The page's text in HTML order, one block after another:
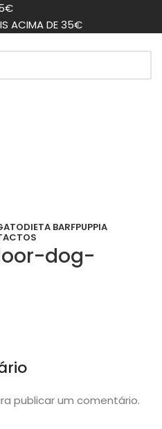
ACIMA DE 35€
DIETA BARFPUPPIA
dog-
publicar um comentário.